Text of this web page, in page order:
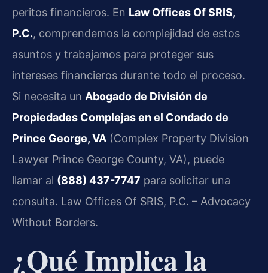
peritos financieros. En Law Offices Of SRIS,
P.C., comprendemos la complejidad de estos
asuntos y trabajamos para proteger sus
intereses financieros durante todo el proceso.
Si necesita un Abogado de División de
Propiedades Complejas en el Condado de
Prince George, VA (Complex Property Division
Lawyer Prince George County, VA), puede
llamar al (888) 437-7747 para solicitar una
consulta. Law Offices Of SRIS, P.C. – Advocacy
Without Borders.
¿Qué Implica la